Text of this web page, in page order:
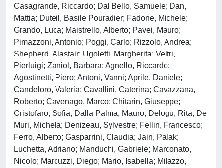
Casagrande, Riccardo; Dal Bello, Samuele; Dan,
Mattia; Duteil, Basile Pouradier; Fadone, Michele;
Grando, Luca; Maistrello, Alberto; Pavei, Mauro;
Pimazzoni, Antonio; Poggi, Carlo; Rizzolo, Andrea;
Shepherd, Alastair; Ugoletti, Margherita; Veltri,
Pierluigi; Zaniol, Barbara; Agnello, Riccardo;
Agostinetti, Piero; Antoni, Vanni; Aprile, Daniele;
Candeloro, Valeria; Cavallini, Caterina; Cavazzana,
Roberto; Cavenago, Marco; Chitarin, Giuseppe;
Cristofaro, Sofia; Dalla Palma, Mauro; Delogu, Rita; De
Muri, Michela; Denizeau, Sylvestre; Fellin, Francesco;
Ferro, Alberto; Gasparrini, Claudia; Jain, Palak;
Luchetta, Adriano; Manduchi, Gabriele; Marconato,
Nicolo; Marcuzzi, Diego; Mario, Isabella; Milazzo,